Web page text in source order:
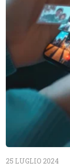
25 LUGLIO 2024